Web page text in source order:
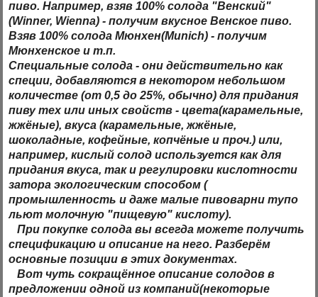
пиво. Например, взяв 100% солода "Венский"
(Winner, Wienna) - получим вкусное Венское пиво.
Взяв 100% солода Мюнхен(Munich) - получим
Мюнхенское и т.п.
Специальные солода - они действительно как
специи, добавляются в некотором небольшом
количестве (от 0,5 до 25%, обычно) для придания
пиву тех или иных свойств - цвета(карамельные,
жжёные), вкуса (карамельные, жжёные,
шоколадные, кофейные, копчёные и проч.) или,
например, кислый солод используется как для
придания вкуса, так и регулировки кислотности
затора экологическим способом (
промышленность и даже малые пивоварни тупо
льют молочную "пищевую" кислоту).
При покупке солода вы всегда можете получить
спецификацию иописание на него. Разберём
основные позиции в этих документах.
Вот чуть сокращённоеописание солодов в
предложении одной из компаний(некоторые